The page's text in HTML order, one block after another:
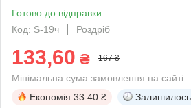
Готово до відправки
Код: S-19ч
Роздріб
133,60 ₴ 167 ₴
Мінімальна сума замовлення на сайті
Економія 33.40 ₴ Залишилось